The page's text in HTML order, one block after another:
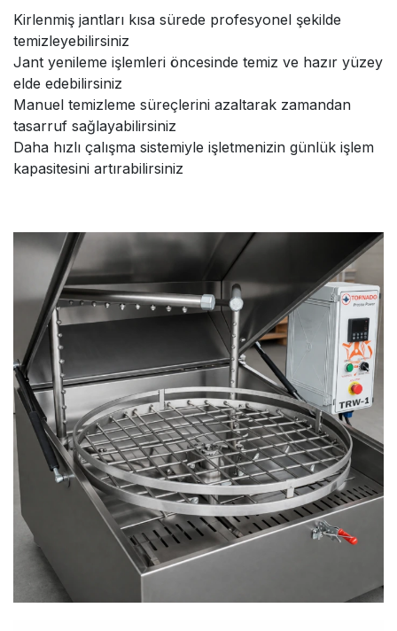
Kirlenmiş jantları kısa sürede profesyonel şekilde
temizleyebilirsiniz
Jant yenileme işlemleri öncesinde temiz ve hazır yüzey
elde edebilirsiniz
Manuel temizleme süreçlerini azaltarak zamandan
tasarruf sağlayabilirsiniz
Daha hızlı çalışma sistemiyle işletmenizin günlük işlem
kapasitesini artırabilirsiniz